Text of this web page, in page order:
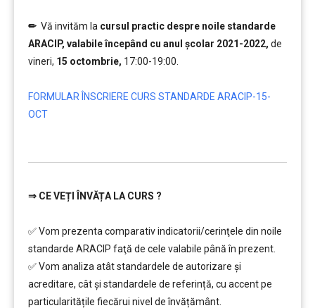
✏ Vă invităm la cursul practic despre noile standarde
ARACIP, valabile începând cu anul școlar 2021-2022, de
vineri, 15 octombrie, 17:00-19:00.
FORMULAR ÎNSCRIERE CURS STANDARDE ARACIP-15-
OCT
⇒ CE VEȚI ÎNVĂȚA LA CURS ?
✅ Vom prezenta comparativ indicatorii/cerinţele din noile
standarde ARACIP faţă de cele valabile până în prezent.
✅ Vom analiza atât standardele de autorizare și
acreditare, cât și standardele de referință, cu accent pe
particularitățile fiecărui nivel de învățământ.